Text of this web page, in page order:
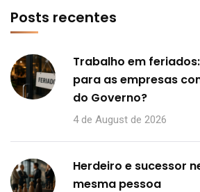
Posts recentes
Trabalho em
para as empresas
do Governo?
4 de August de 2026
Herdeiro e sucessor
mesma pessoa